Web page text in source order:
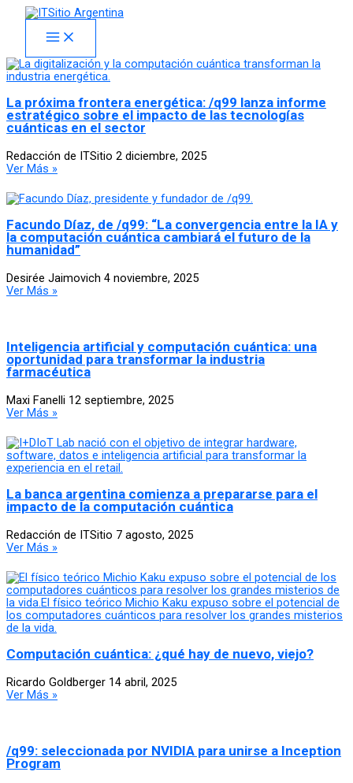
Skip
La próxima frontera energética: /q99 lanza informe
estratégico sobre el impacto de las tecnologías
cuánticas en el sector
Redacción de ITSitio 2 diciembre, 2025
Ver Más »
Facundo Díaz, de /q99: “La convergencia entre la IA y
la computación cuántica cambiará el futuro de la
humanidad”
Desirée Jaimovich 4 noviembre, 2025
Ver Más »
Inteligencia artificial y computación cuántica: una
oportunidad para transformar la industria
farmacéutica
Maxi Fanelli 12 septiembre, 2025
Ver Más »
La banca argentina comienza a prepararse para el
impacto de la computación cuántica
Redacción de ITSitio 7 agosto, 2025
Ver Más »
Computación cuántica: ¿qué hay de nuevo, viejo?
Ricardo Goldberger 14 abril, 2025
Ver Más »
/q99: seleccionada por NVIDIA para unirse a Inception
Program